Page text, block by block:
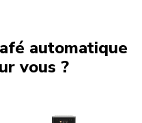
automatique
vous ?